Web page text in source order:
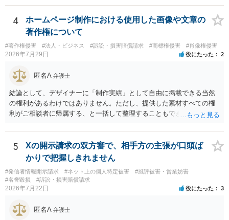
渉が行われ、双方合意に至れば支払が開始され、決裂して相手方が訴
訟提起を選択すれば訴訟の中で解決がなされる流れが通常です。
4
ホームページ制作における使用した画像や文章の
著作権について
#著作権侵害 #法人・ビジネス #訴訟・損害賠償請求 #商標権侵害 #肖像権侵害
2026年7月29日 役にたった 2
匿名A 弁護士
結論として、デザイナーに「制作実績」として自由に掲載できる当然
の権利があるわけではありません。ただし、提供した素材すべての権
利がご相談者に帰属する、と一括して整理することもできません。 ご
身が著作権者です。 他方、ブランド名、文字主体のロゴ、商品情報、
短いキャッチコピー、販売コンセプトなどは、通常、著作物には当た
りません。ただし、ロゴに独自の図形やイラスト等が含まれる場合に
は、その表現部分が著作物となる可能性があります。 また、人物写真
の著作権は撮影者に、肖像に関する権利は被写体本人に帰属します
（著作権法2条・17条）。 ウェブサイト全体に当然に著作権が生じる
等は別として、一般的なレイアウトや配色、依頼者から提供された素
材を希望に沿って配置した部分には、通常、著作物性は認められにく
5
Xの開示請求の双方審で、相手方の主張が口頭ば
かりで把握しきれません
#発信者情報開示請求 #ネット上の個人特定被害
#風評被害・営業妨害
#名誉毀損
#訴訟・損害賠償請求
2026年7月22日 役にたった 3
匿名A 弁護士